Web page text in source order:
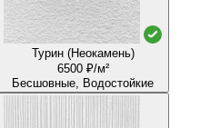
Турин (Неокамень)
6500 ₽/м²
Бесшовные, Водостойкие